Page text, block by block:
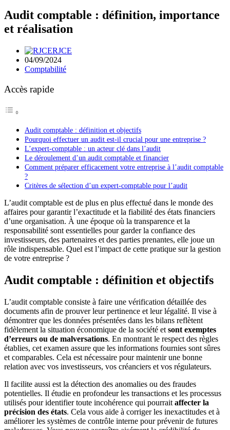
Audit comptable : définition, importance
et réalisation
RJCE
04/09/2024
Comptabilité
Accès rapide
Audit comptable : définition et objectifs
Pourquoi effectuer un audit est-il crucial pour une entreprise ?
L’expert-comptable : un acteur clé dans l’audit
Le déroulement d’un audit comptable et financier
Comment préparer efficacement votre entreprise à l’audit comptable
?
Critères de sélection d’un expert-comptable pour l’audit
L’audit comptable est de plus en plus effectué dans le monde des
affaires pour garantir l’exactitude et la fiabilité des états financiers
d’une organisation. À une époque où la transparence et la
responsabilité sont essentielles pour garder la confiance des
investisseurs, des partenaires et des parties prenantes, elle joue un
rôle indispensable. Quel est l’impact de cette pratique sur la gestion
de votre entreprise ?
Audit comptable : définition et objectifs
L’audit comptable consiste à faire une vérification détaillée des
documents afin de prouver leur pertinence et leur légalité. Il vise à
démontrer que les données présentées dans les bilans reflètent
fidèlement la situation économique de la société et sont exemptes
d’erreurs ou de malversations. En montrant le respect des règles
établies, cet examen assure que les informations fournies sont sûres
et comparables. Cela est nécessaire pour maintenir une bonne
relation avec vos investisseurs, vos créanciers et vos régulateurs.
Il facilite aussi est la détection des anomalies ou des fraudes
potentielles. Il étudie en profondeur les transactions et les processus
utilisés pour identifier toute incohérence qui pourrait affecter la
précision des états. Cela vous aide à corriger les inexactitudes et à
améliorer les systèmes de contrôle interne pour prévenir de futures